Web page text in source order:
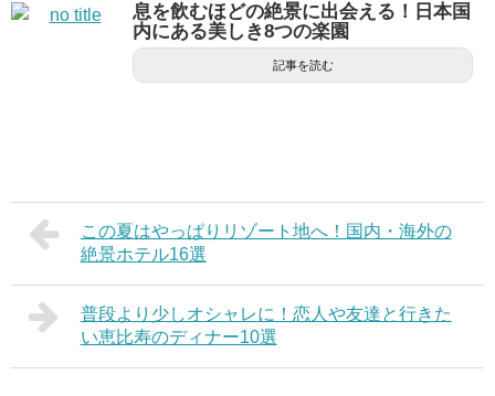
息を飲むほどの絶景に出会える！日本国
内にある美しき8つの楽園
記事を読む
この夏はやっぱりリゾート地へ！国内・海外の
絶景ホテル16選
普段より少しオシャレに！恋人や友達と行きた
い恵比寿のディナー10選